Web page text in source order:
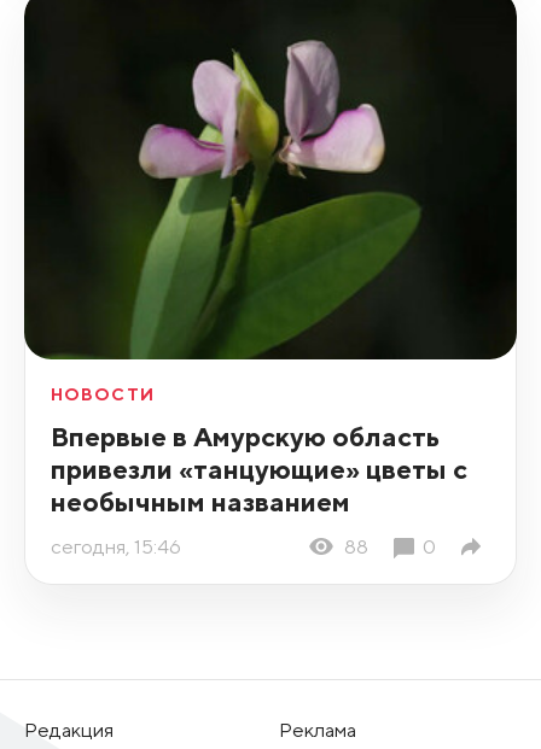
НОВОСТИ
Впервые в Амурскую область
привезли «танцующие» цветы с
необычным названием
сегодня, 15:46 88 0
Редакция
Реклама